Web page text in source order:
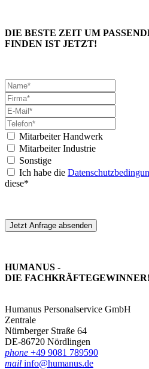
DIE BESTE ZEIT UM
FINDEN IST JETZT!
Mitarbeiter Handwerk
Mitarbeiter Industrie
Sonstige
Ich habe die
diese*
Jetzt Anfrage absenden
HUMANUS -
DIE FACHKRÄFTE­GEWINNER!
Humanus Personalservice GmbH
Zentrale
Nürnberger Straße 64
DE-86720 Nördlingen
phone +49 9081 789590
mail info@humanus.de